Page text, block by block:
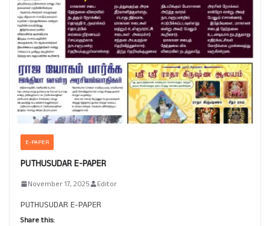
E-PAPER
PUTHUSUDAR E-PAPER
November 17, 2025 Editor
PUTHUSUDAR E-PAPER
Share this: